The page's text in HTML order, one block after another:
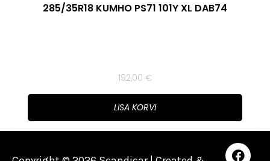
285/35R18 KUMHO PS71 101Y XL DAB74
192,00 €
LISA KORVI